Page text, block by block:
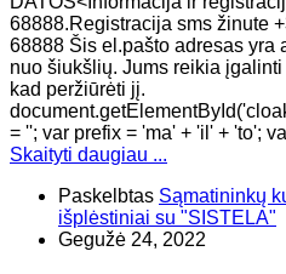
68888.Registracija sms žinute
68888 Šis el.pašto adresas yra
nuo šiukšlių. Jums reikia
kad peržiūrėti jį.
= ''; var prefix = 'ma' + 'il' + 'to';
Skaityti daugiau ...
Paskelbtas Sąmatininkų
išplėstiniai su "SISTELA"
Gegužė 24, 2022